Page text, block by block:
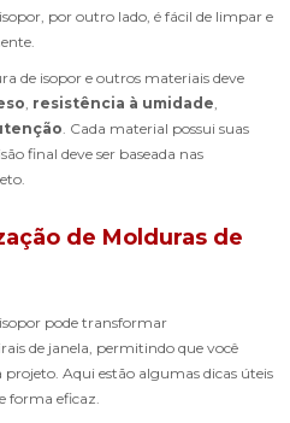
por outro lado, é fácil de limpar e
de isopor e outros materiais deve
resistência à umidade
. Cada material possui suas
final deve ser baseada nas
de Molduras de
pode transformar
de janela, permitindo que você
projeto. Aqui estão algumas dicas úteis
forma eficaz.